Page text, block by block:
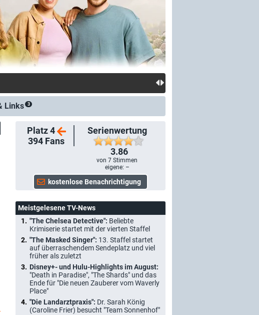
Links 3
Platz 4
394 Fans
Serienwertung
3.86
von7 Stimmen
eigene: –
Meistgelesene TV-News
"The Chelsea Detective": Beliebte
Krimiserie startet mit der vierten Staffel
"The Masked Singer": 13. Staffel startet
auf überraschendem Sendeplatz und viel
früher als zuletzt
Disney+- und Hulu-Highlights im August:
"Death in Paradise", "The Shards" und das
Ende für "Die neuen Zauberer vom Waverly
Place"
"Die Landarztpraxis": Dr. Sarah König
(Caroline Frier) besucht "Team Sonnenhof"